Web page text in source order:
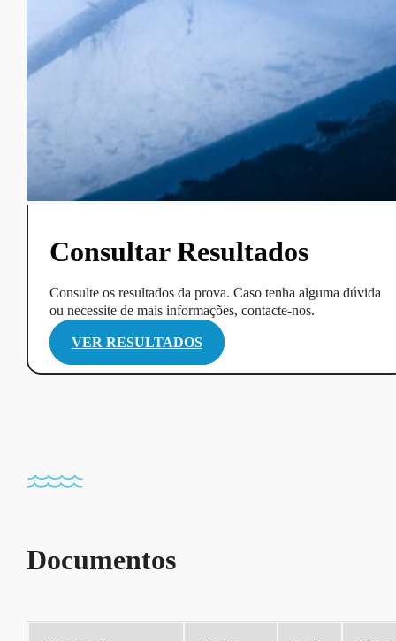
Consultar Resultados
Consulte os resultados da prova. Caso tenha alguma dúvida
ou necessite de mais informações, contacte-nos.
VER RESULTADOS
Documentos